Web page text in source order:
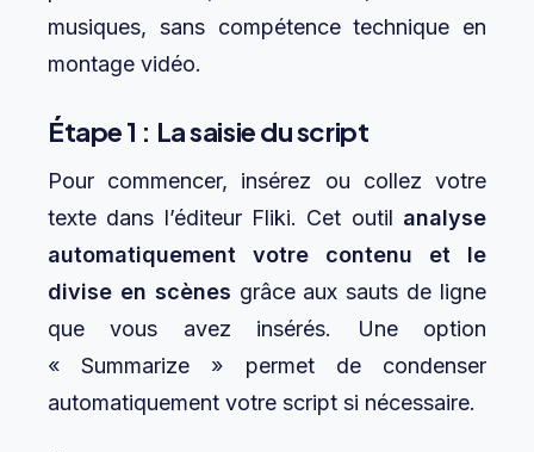
musiques, sans compétence technique en
montage vidéo.
Étape 1 : La saisie du script
Pour commencer, insérez ou collez votre
texte dans l’éditeur Fliki. Cet outil analyse
automatiquement votre contenu et le
divise en scènes grâce aux sauts de ligne
que vous avez insérés. Une option
« Summarize » permet de condenser
automatiquement votre script si nécessaire.